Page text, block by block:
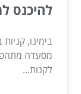
להיכנס
בימינו,
מסעדה
לקנות...